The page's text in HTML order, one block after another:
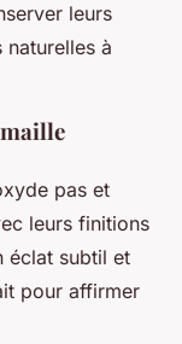
leurs
naturelles à
pas et
leurs finitions
éclat subtil et
pour affirmer